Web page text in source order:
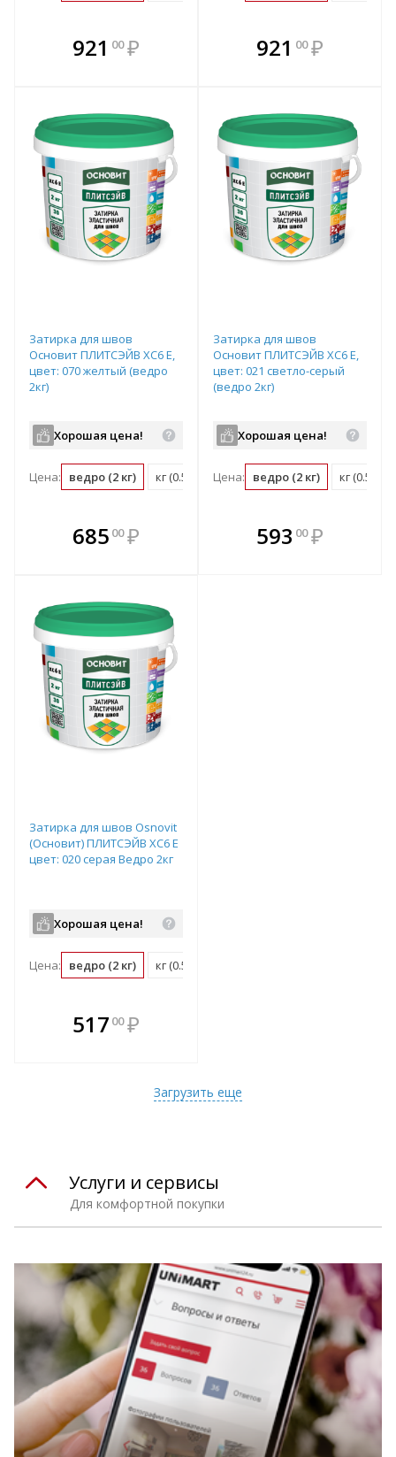
921 00 ₽
В комплекте
всегда выгоднее!
В комплекте
всегда выгоднее!
921 00 ₽
Затирка для швов
Основит ПЛИТСЭЙВ XC6 E,
цвет: 070 желтый (ведро
2кг)
Хорошая цена!
Цена: ведро (2 кг) кг (0.5 ведро)
685 00 ₽
В комплекте
всегда выгоднее!
Затирка для швов
Основит ПЛИТСЭЙВ XC6 E,
цвет: 021 светло-серый
(ведро 2кг)
Хорошая цена!
Цена: ведро (2 кг) кг (0.5
В комплекте
всегда выгоднее!
593 00 ₽
Затирка для швов Osnovit
(Основит) ПЛИТСЭЙВ XC6 E
цвет: 020 серая Ведро 2кг
Хорошая цена!
Цена: ведро (2 кг) кг (0.5 ведро)
517 00 ₽
Загрузить еще
Для комфортной покупки
Услуги и сервисы